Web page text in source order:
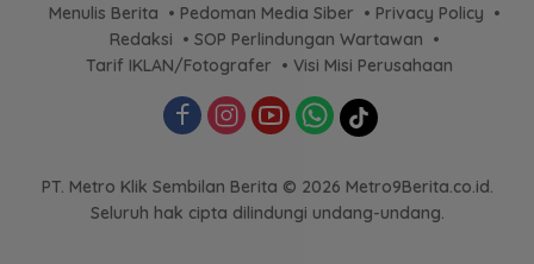
Menulis Berita
Pedoman Media Siber
Privacy Policy
Redaksi
SOP Perlindungan Wartawan
Tarif IKLAN/Fotografer
Visi Misi Perusahaan
PT. Metro Klik Sembilan Berita © 2026 Metro9Berita.co.id.
Seluruh hak cipta dilindungi undang-undang.